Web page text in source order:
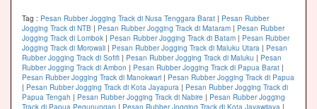
Tag : Pesan Rubber Jogging Track di Nusa Tenggara Barat | Pesan Rubber
Jogging Track di NTB | Pesan Rubber Jogging Track di Mataram | Pesan Rubber
Jogging Track di Lombok | Pesan Rubber Jogging Track di Batam | Pesan Rubber
Jogging Track di Morowali | Pesan Rubber Jogging Track di Maluku Utara | Pesan
Rubber Jogging Track di Sofifi | Pesan Rubber Jogging Track di Maluku | Pesan
Rubber Jogging Track di Ambon | Pesan Rubber Jogging Track di Papua Barat |
Pesan Rubber Jogging Track di Manokwari | Pesan Rubber Jogging Track di Papua
| Pesan Rubber Jogging Track di Kota Jayapura | Pesan Rubber Jogging Track di
Papua Tengah | Pesan Rubber Jogging Track di Nabire | Pesan Rubber Jogging